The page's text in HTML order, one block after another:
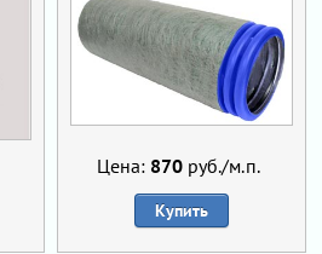
Цена: 870 руб./м.п.
Купить